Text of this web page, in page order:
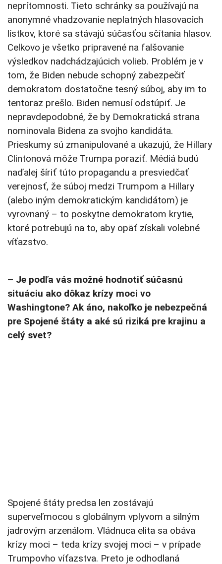
neprítomnosti. Tieto schránky sa používajú na
anonymné vhadzovanie neplatných hlasovacích
lístkov, ktoré sa stávajú súčasťou sčítania hlasov.
Celkovo je všetko pripravené na falšovanie
výsledkov nadchádzajúcich volieb. Problém je v
tom, že Biden nebude schopný zabezpečiť
demokratom dostatočne tesný súboj, aby im to
tentoraz prešlo. Biden nemusí odstúpiť. Je
nepravdepodobné, že by Demokratická strana
nominovala Bidena za svojho kandidáta.
Prieskumy sú zmanipulované a ukazujú, že Hillary
Clintonová môže Trumpa poraziť. Médiá budú
naďalej šíriť túto propagandu a presviedčať
verejnosť, že súboj medzi Trumpom a Hillary
(alebo iným demokratickým kandidátom) je
vyrovnaný – to poskytne demokratom krytie,
ktoré potrebujú na to, aby opäť získali volebné
víťazstvo.
– Je podľa vás možné hodnotiť súčasnú
situáciu ako dôkaz krízy moci vo
Washingtone? Ak áno, nakoľko je nebezpečná
pre Spojené štáty a aké sú riziká pre krajinu a
celý svet?
Spojené štáty predsa len zostávajú
superveľmocou s globálnym vplyvom a silným
jadrovým arzenálom. Vládnuca elita sa obáva
krízy moci – teda krízy svojej moci – v prípade
Trumpovho víťazstva. Preto je odhodlaná